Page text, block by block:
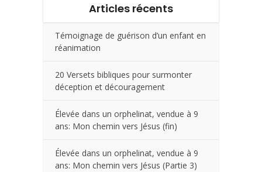
Articles récents
Témoignage de guérison d’un enfant en
réanimation
20 Versets bibliques pour surmonter
déception et découragement
Élevée dans un orphelinat, vendue à 9
ans: Mon chemin vers Jésus (fin)
Élevée dans un orphelinat, vendue à 9
ans: Mon chemin vers Jésus (Partie 3)